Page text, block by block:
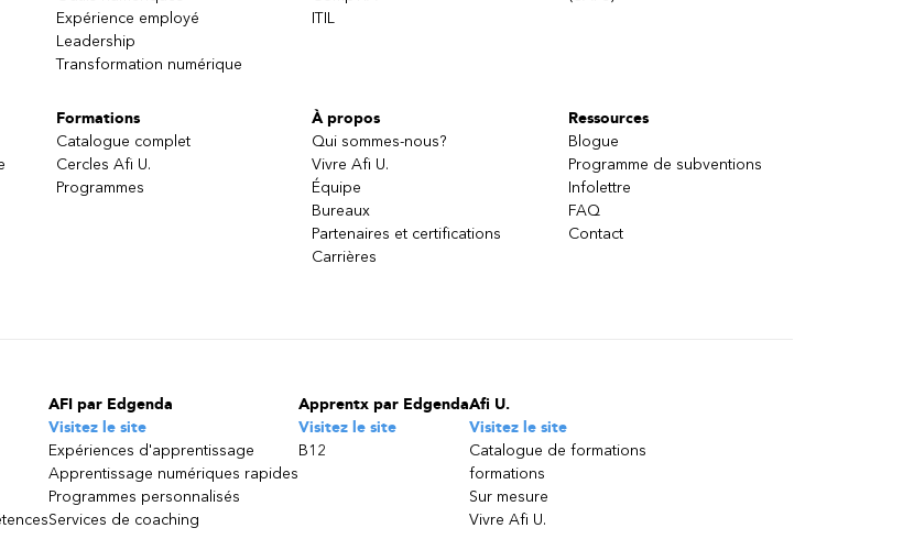
Expérience employé
Leadership
Transformation numérique
ITIL
Formations
Catalogue complet
Cercles Afi U.
Programmes
À propos
Qui sommes-nous?
Vivre Afi U.
Équipe
Bureaux
Partenaires et certifications
Carrières
Ressources
Blogue
Programme de subventions
Infolettre
FAQ
Contact
AFI par Edgenda
Visitez le site
Expériences d'apprentissage
Apprentissage numériques rapides
Programmes personnalisés
Services de coaching
Apprentx par Edgenda
Visitez le site
B12
Afi U.
Visitez le site
Catalogue de formations
formations
Sur mesure
Vivre Afi U.